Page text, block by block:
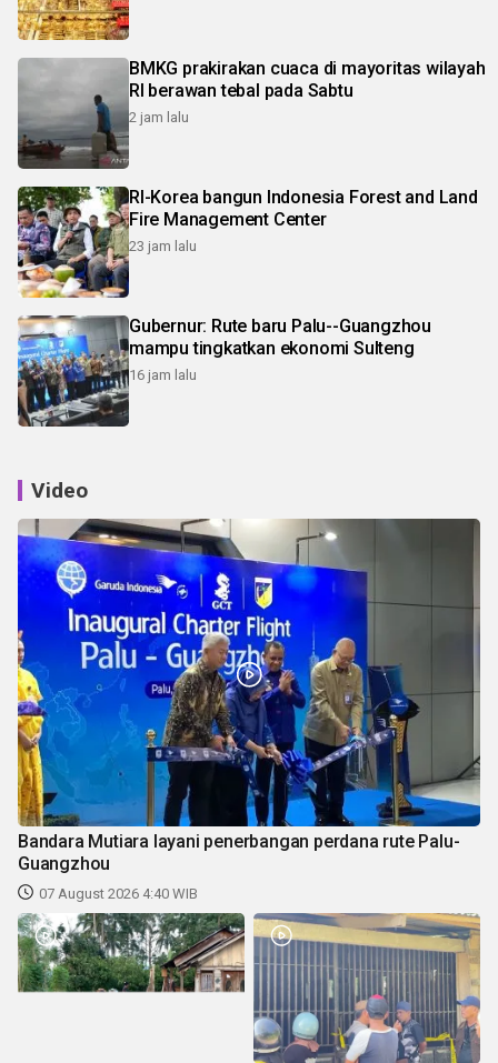
BMKG prakirakan cuaca di mayoritas wilayah
RI berawan tebal pada Sabtu
2 jam lalu
RI-Korea bangun Indonesia Forest and Land
Fire Management Center
23 jam lalu
Gubernur: Rute baru Palu--Guangzhou
mampu tingkatkan ekonomi Sulteng
16 jam lalu
Video
Bandara Mutiara layani penerbangan perdana rute Palu-
Guangzhou
07 August 2026 4:40 WIB